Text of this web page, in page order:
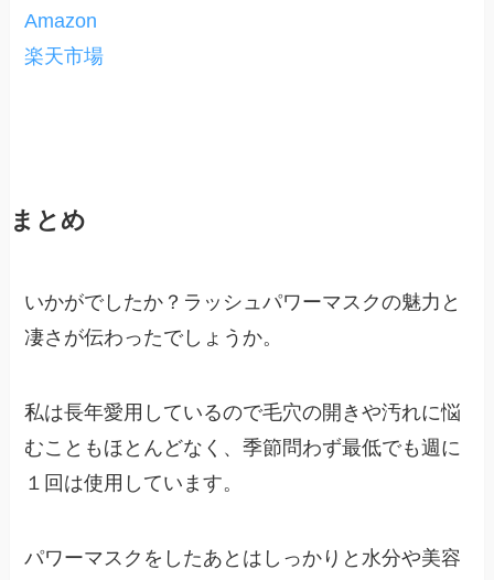
Amazon
楽天市場
まとめ
いかがでしたか？ラッシュパワーマスクの魅力と
凄さが伝わったでしょうか。
私は長年愛用しているので毛穴の開きや汚れに悩
むこともほとんどなく、季節問わず最低でも週に
１回は使用しています。
パワーマスクをしたあとはしっかりと水分や美容